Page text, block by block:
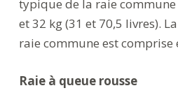
typique de la raie
et 32 kg (31 et 70,5 livres).
raie commune est comprise
Raie à queue rousse